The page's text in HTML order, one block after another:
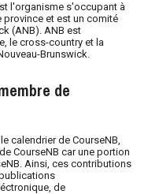
l'organisme s'occupant à
et est un comité
(ANB). ANB est
le cross-country et la
Brunswick.
de
calendrier de CourseNB,
CourseNB car une portion
Ainsi, ces contributions
de